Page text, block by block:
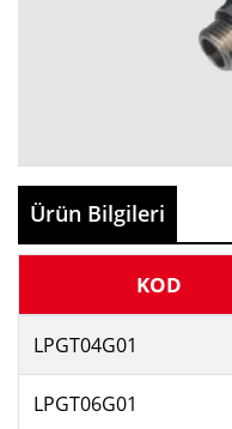
Ürün Bilgileri
KOD
LPGT04G01
LPGT06G01